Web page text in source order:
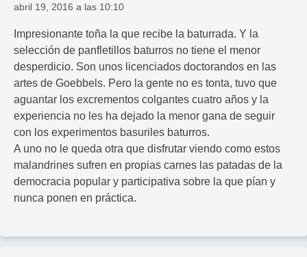
abril 19, 2016 a las 10:10
Impresionante toña la que recibe la baturrada. Y la
selección de panfletillos baturros no tiene el menor
desperdicio. Son unos licenciados doctorandos en las
artes de Goebbels. Pero la gente no es tonta, tuvo que
aguantar los excrementos colgantes cuatro años y la
experiencia no les ha dejado la menor gana de seguir
con los experimentos basuriles baturros.
A uno no le queda otra que disfrutar viendo como estos
malandrines sufren en propias carnes las patadas de la
democracia popular y participativa sobre la que pían y
nunca ponen en práctica.